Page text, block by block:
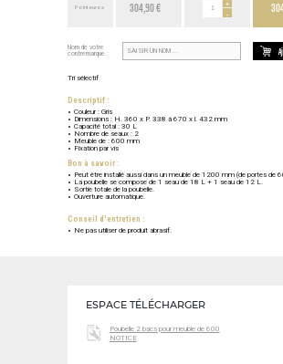
Point euros 304,90 €
+
-
Nom de votre
contremarque :
Tri sélectif
Descriptif :
Couleur : Gris
Dimensions : H. 360 x P. 338 à 670 x l. 432 mm
Capacité total : 30 L
Nombre de seaux : 2
Meuble de : 600 mm
Fixation par vis
Bon à savoir :
Peut être installé aussi dans un meuble de 1200 mm (de portes de
La poubelle se compose de 1 seau de 18 L + 1 seau de 12 L.
Sortie totale de la poubelle.
Ouverture automatique.
Conseil d'entretien :
Ne pas utiliser de produit abrasif.
ESPACE TÉLÉCHARGER
Poubelle 2 bacs pour meuble de 600
NOTICE